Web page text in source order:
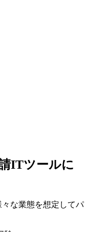
ITツールに
な業態を想定してパ